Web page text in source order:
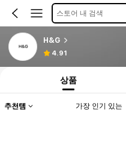
스토어 내 검색
H&G
4.91
상품
추천템 가장 인기 있는